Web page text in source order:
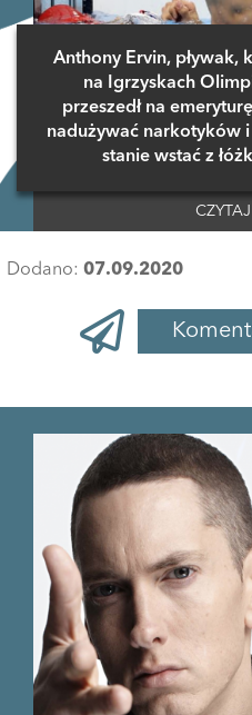
Anthony Ervin, pływak,
na Igrzyskach
przeszedł na
nadużywać narkotyków
stanie wstać z
Dodano: 07.09.2020